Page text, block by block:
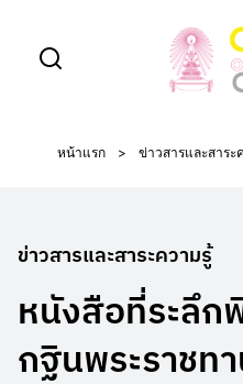
content
หน้าแรก > ข่าวสารและสาระ
ข่าวสารและสาระความรู้
หนังสือที่ระลึก
กฐินพระราชท